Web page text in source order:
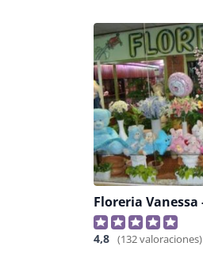
4,8 (132 valoraciones)